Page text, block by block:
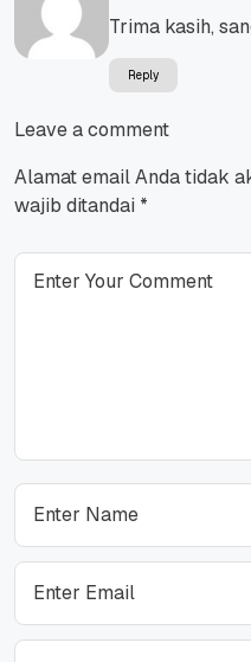
Trima kasih,
Reply
Leave a comment
Alamat email Anda tidak
wajib ditandai *